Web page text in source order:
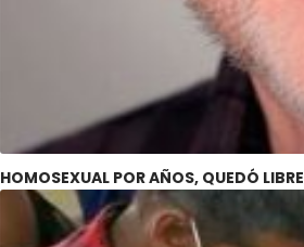
HOMOSEXUAL POR AÑOS, QUEDÓ